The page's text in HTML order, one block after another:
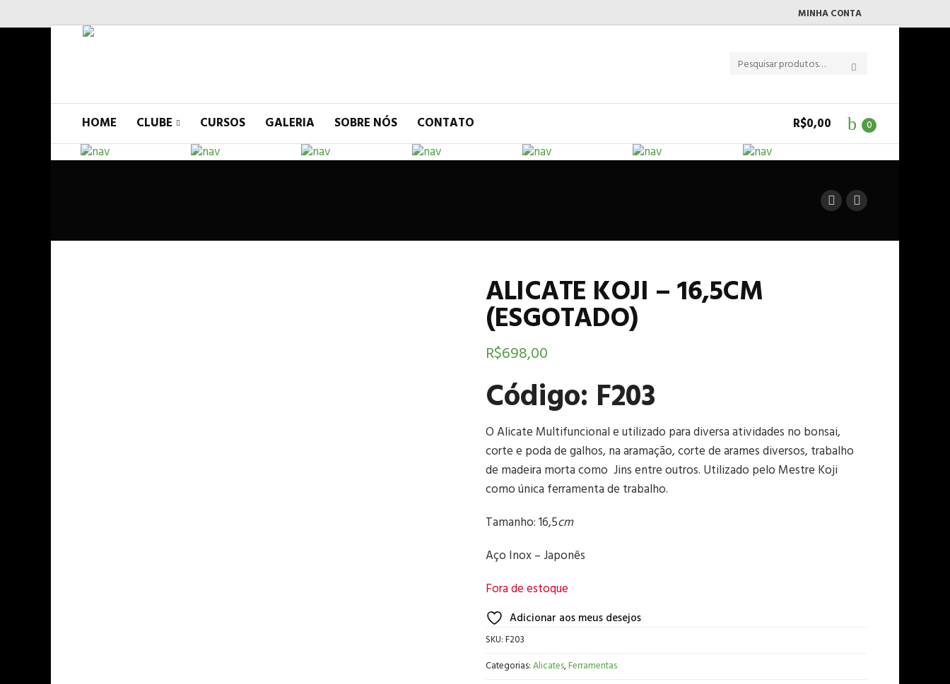
MINHA CONTA
HOME CLUBE CURSOS GALERIA SOBRE NÓS CONTATO 0
R$0,00
ALICATE KOJI – 16,5CM
(ESGOTADO)
R$698,00
Código: F203
O Alicate Multifuncional e utilizado para diversa atividades no bonsai,
corte e poda de galhos, na aramação, corte de arames diversos, trabalho
de madeira morta como Jins entre outros. Utilizado pelo Mestre Koji
como única ferramenta de trabalho.
Tamanho: 16,5cm
Aço Inox – Japonês
Fora de estoque
Adicionar aos meus desejos
SKU:F203
Categorias:Alicates,Ferramentas